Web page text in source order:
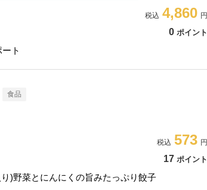
4,860
0 ポイント
ト
食品
573
17 ポイント
)野菜とにんにくの旨みたっぷり餃子